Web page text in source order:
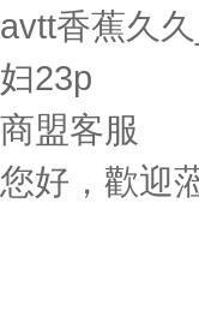
avtt香蕉久
妇23p
商盟客服
您好，歡迎蒞